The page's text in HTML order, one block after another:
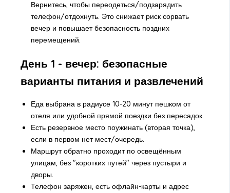
Вернитесь, чтобы переодеться/подзарядить
телефон/отдохнуть. Это снижает риск сорвать
вечер и повышает безопасность поздних
перемещений.
День 1 - вечер: безопасные
варианты питания и развлечений
Еда выбрана в радиусе 10-20 минут пешком от
отеля или удобной прямой поездки без пересадок.
Есть резервное место поужинать (вторая точка),
если в первом нет мест/очередь.
Маршрут обратно проходит по освещённым
улицам, без "коротких путей" через пустыри и
дворы.
Телефон заряжен, есть офлайн-карты и адрес